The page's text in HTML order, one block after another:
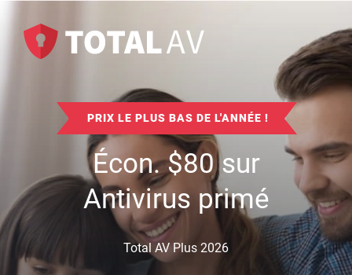
PRIX LE PLUS BAS DE L'ANNÉE !
Écon.$80sur
Antivirus primé
Total AV Plus 2026